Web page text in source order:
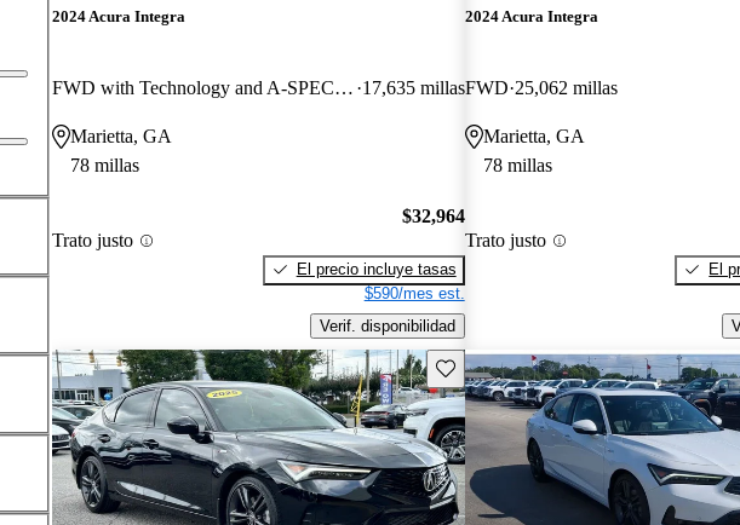
2024 Acura Integra
FWD with Technology and A-SPEC Package 17,635 millas
Marietta, GA
78 millas
Trato justo
$32,964
El precio incluye tasas
$590/mes est.
Verif. disponibilidad
2024 Acura Integra
FWD 25,062 millas
Marietta, GA
78 millas
Trato justo
El
Guarda este Aviso